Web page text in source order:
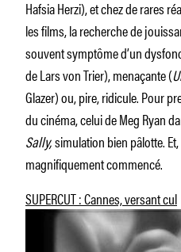
Hafsia Herzi), et chez de rares
les films, la recherche de
souvent symptôme d’un
de Lars von Trier), menaçante (
Glazer) ou, pire, ridicule. Pour
du cinéma, celui de Meg Ryan
Sally,simulation bien pâlotte.
magnifiquement commencé.
SUPERCUT : Cannes, versant cul